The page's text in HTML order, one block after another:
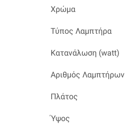
Χρώμα
Τύπος Λαμπτήρα
Κατανάλωση (watt)
Αριθμός Λαμπτήρων
Πλάτος
Ύψος